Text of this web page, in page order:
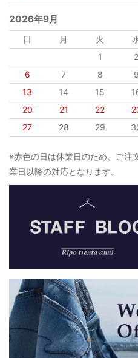
2026年9月
日 月 火
1
2
6
7 8 9
13
14 15
20
21 22
27
28 29
※赤色の日は休業日のため、ご注
業日以降の対応となります。